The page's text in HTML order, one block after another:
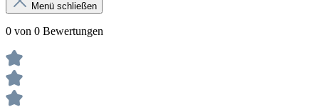
Menü schließen
0 von 0 Bewertungen